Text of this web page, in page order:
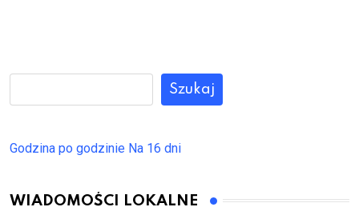
Szukaj
Godzina po godzinie Na 16 dni
WIADOMOŚCI LOKALNE